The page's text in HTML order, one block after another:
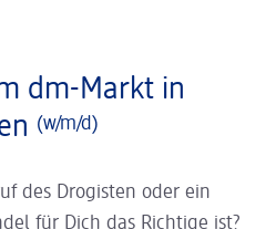
dm-Markt in
(w/m/d)
des Drogisten oder ein
für Dich das Richtige ist?